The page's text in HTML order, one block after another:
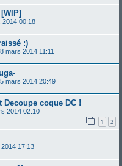
2014 00:18
:)
mars 2014 11:11
mars 2014 20:49
coque DC !
2014 02:10
1 2
17:13